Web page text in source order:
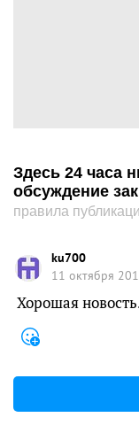
Здесь 24 часа
обсуждение
правила
ku700
11 октября
Хорошая